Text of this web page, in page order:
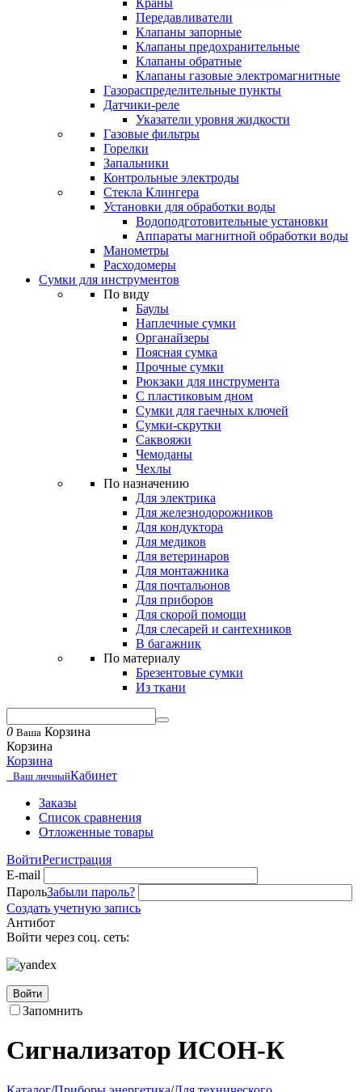
Краны
Передавливатели
Клапаны запорные
Клапаны предохранительные
Клапаны обратные
Клапаны газовые электромагнитные
Газораспределительные пункты
Датчики-реле
Указатели уровня жидкости
Газовые фильтры
Горелки
Запальники
Контрольные электроды
Стекла Клингера
Установки для обработки воды
Водоподготовительные установки
Аппараты магнитной обработки воды
Манометры
Расходомеры
Сумки для инструментов
По виду
Баулы
Наплечные сумки
Органайзеры
Поясная сумка
Прочные сумки
Рюкзаки для инструмента
С пластиковым дном
Сумки для гаечных ключей
Сумки-скрутки
Саквояжи
Чемоданы
Чехлы
По назначению
Для электрика
Для железнодорожников
Для кондуктора
Для медиков
Для ветеринаров
Для монтажника
Для почтальонов
Для приборов
Для скорой помощи
Для слесарей и сантехников
В багажник
По материалу
Брезентовые сумки
Из ткани
0 Ваша Корзина
Корзина
Корзина
Ваш личныйКабинет
Заказы
Список сравнения
Отложенные товары
ВойтиРегистрация
E-mail
ПарольЗабыли пароль?
Создать учетную запись
Антибот
Войти через соц. сеть:
Войти
Запомнить
Сигнализатор ИСОН-К